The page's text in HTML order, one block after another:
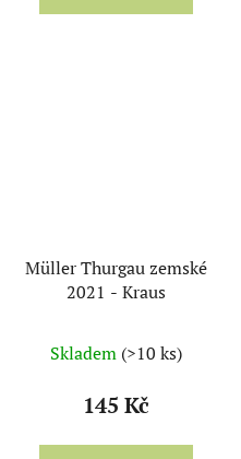
Müller Thurgau zemské
2021 - Kraus
Skladem (>10 ks)
145 Kč